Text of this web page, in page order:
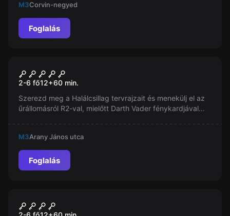
M3Corvin-negyed
Foglalás
Star Wars
2-6 fő12+60 min.
Szerezd meg a Halálcsillag tervrajzait és menekülj el az
űrállomásról R2-val, mielőtt Darth Vader fénykardjával
M3Arany János utca
Foglalás
Új
Santa Muerte